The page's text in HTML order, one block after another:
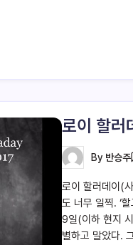
로이 할러
By 반승주
로이 할러데이(
도 너무 일찍. ‘
9일(이하 현지
별하고 말았다.